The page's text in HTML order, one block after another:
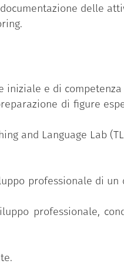
delle
iniziale e di
di figure
and Language Lab
professionale di un
professionale,